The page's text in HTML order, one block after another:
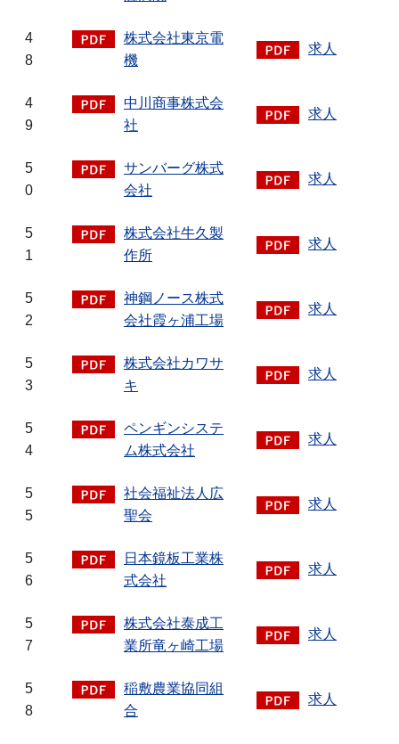
4
8
株式会社東京電
機
求人
4
9
中川商事株式会
社
求人
5
0
サンバーグ株式
会社
求人
5
1
株式会社牛久製
作所
求人
5
2
神鋼ノース株式
会社霞ヶ浦工場
求人
5
3
株式会社カワサ
キ
求人
5
4
ペンギンシステ
ム株式会社
求人
5
5
社会福祉法人広
聖会
求人
5
6
日本鏡板工業株
式会社
求人
5
7
株式会社泰成工
業所竜ヶ崎工場
求人
5
8
稲敷農業協同組
合
求人